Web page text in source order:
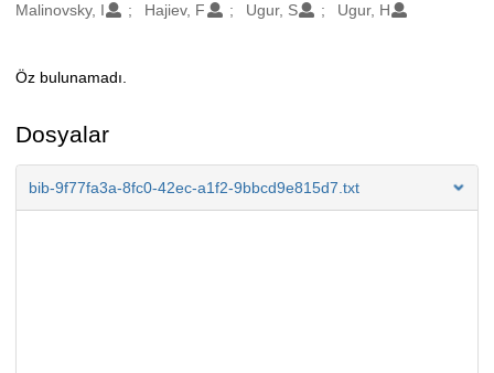
Oluşturanlar
Malinovsky, I Hajiev, F Ugur, S Ugur, H
Açıklama
Öz bulunamadı.
Dosyalar
bib-9f77fa3a-8fc0-42ec-a1f2-9bbcd9e815d7.txt